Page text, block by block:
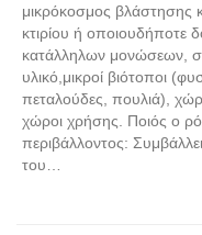
μικρόκοσμος βλάστησης
κτιρίου ή οποιουδήποτε
κατάλληλων μονώσεων,
υλικό,μικροί βιότοποι
πεταλούδες, πουλιά),
χώροι χρήσης. Ποιός ο
περιβάλλοντος:
του…